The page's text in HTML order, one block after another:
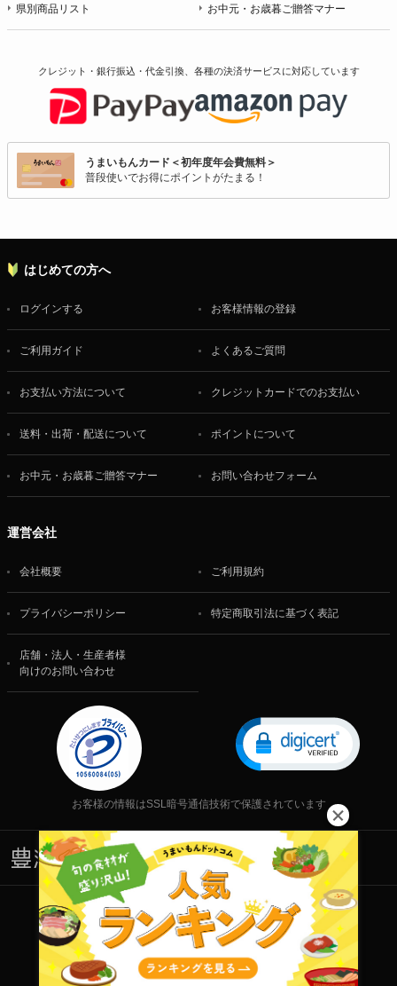
県別商品リスト お中元・お歳暮ご贈答マナー
クレジット・銀行振込・代金引換、各種の決済サービスに対応しています
うまいもんカード＜初年度年会費無料＞
普段使いでお得にポイントがたまる！
はじめての方へ
ログインする お客様情報の登録
ご利用ガイド よくあるご質問
お支払い方法について クレジットカードでのお支払い
送料・出荷・配送について ポイントについて
お中元・お歳暮ご贈答マナー お問い合わせフォーム
運営会社
会社概要 ご利用規約
プライバシーポリシー 特定商取引法に基づく表記
店舗・法人・生産者様
向けのお問い合わせ
お客様の情報はSSL暗号通信技術で保護されています
株式会社 食文化
Copyright © 2001-2026 株式会社 食文化 All rights reserved.
当サイト内の文章・画像等の一切の無断転載および転用を禁じます。